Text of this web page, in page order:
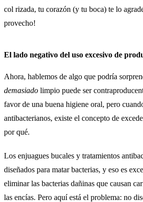
col rizada, tu corazón (y tu boca) te lo
provecho!
El lado negativo del uso excesivo de
Ahora, hablemos de algo que podría
demasiado limpio puede ser
favor de una buena higiene oral, pero
antibacterianos, existe el concepto de
por qué.
Los enjuagues bucales y tratamientos
diseñados para matar bacterias, y eso es
eliminar las bacterias dañinas que causan
las encías. Pero aquí está el problema: no